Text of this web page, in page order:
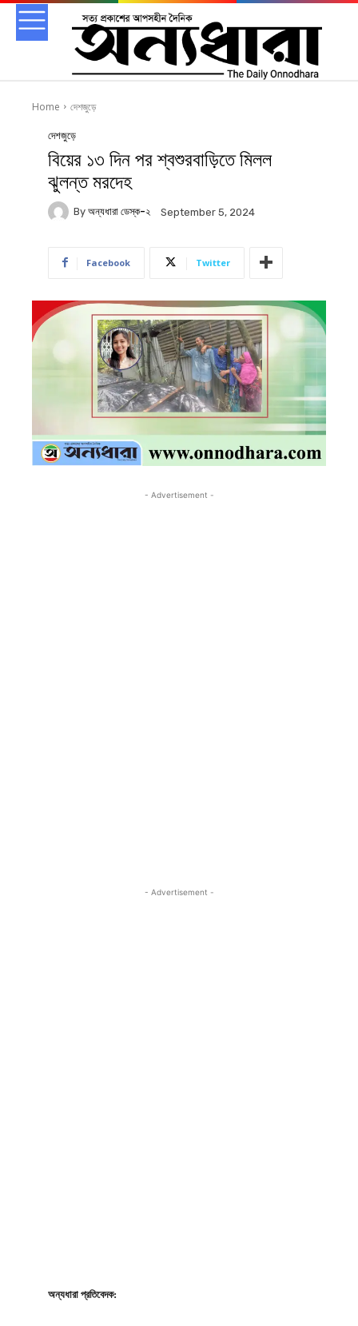
Home দেশজুড়ে
দেশজুড়ে
বিয়ের ১৩ দিন পর শ্বশুরবাড়িতে মিলল
ঝুলন্ত মরদেহ
By অন্যধারা ডেস্ক-২ September 5, 2024
Facebook Twitter
- Advertisement -
- Advertisement -
অন্যধারা প্রতিবেদক: